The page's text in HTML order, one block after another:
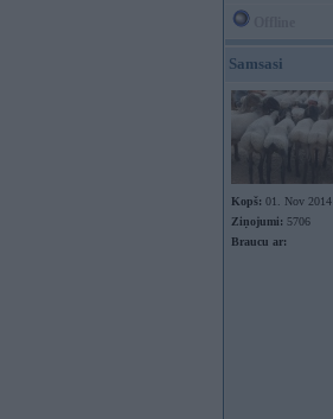
Samsasi
Kopš: 01. Nov 2014
Ziņojumi: 5706
Braucu ar: